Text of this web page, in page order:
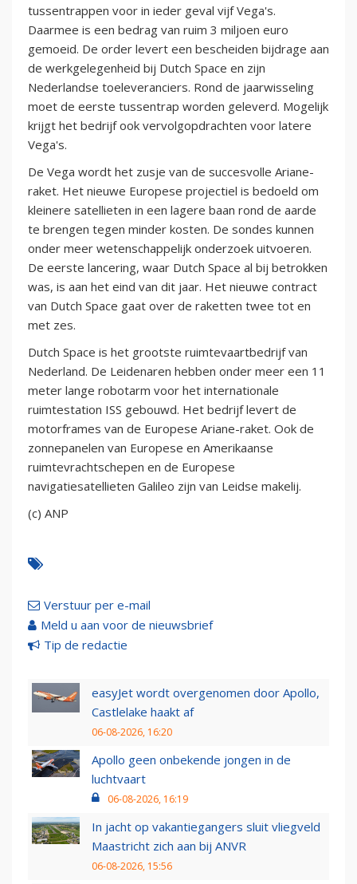
tussentrappen voor in ieder geval vijf Vega's.
Daarmee is een bedrag van ruim 3 miljoen euro
gemoeid. De order levert een bescheiden bijdrage aan
de werkgelegenheid bij Dutch Space en zijn
Nederlandse toeleveranciers. Rond de jaarwisseling
moet de eerste tussentrap worden geleverd. Mogelijk
krijgt het bedrijf ook vervolgopdrachten voor latere
Vega's.
De Vega wordt het zusje van de succesvolle Ariane-
raket. Het nieuwe Europese projectiel is bedoeld om
kleinere satellieten in een lagere baan rond de aarde
te brengen tegen minder kosten. De sondes kunnen
onder meer wetenschappelijk onderzoek uitvoeren.
De eerste lancering, waar Dutch Space al bij betrokken
was, is aan het eind van dit jaar. Het nieuwe contract
van Dutch Space gaat over de raketten twee tot en
met zes.
Dutch Space is het grootste ruimtevaartbedrijf van
Nederland. De Leidenaren hebben onder meer een 11
meter lange robotarm voor het internationale
ruimtestation ISS gebouwd. Het bedrijf levert de
motorframes van de Europese Ariane-raket. Ook de
zonnepanelen van Europese en Amerikaanse
ruimtevrachtschepen en de Europese
navigatiesatellieten Galileo zijn van Leidse makelij.
(c) ANP
Verstuur per e-mail
Meld u aan voor de nieuwsbrief
Tip de redactie
easyJet wordt overgenomen door Apollo,
Castlelake haakt af
06-08-2026, 16:20
Apollo geen onbekende jongen in de
luchtvaart
06-08-2026, 16:19
In jacht op vakantiegangers sluit vliegveld
Maastricht zich aan bij ANVR
06-08-2026, 15:56